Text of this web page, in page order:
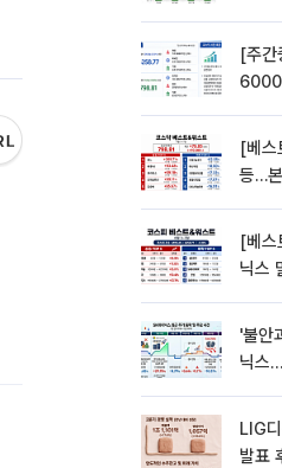
[주간
[베스
등…
[베스
닉스
'불안
닉스
LIG
발표